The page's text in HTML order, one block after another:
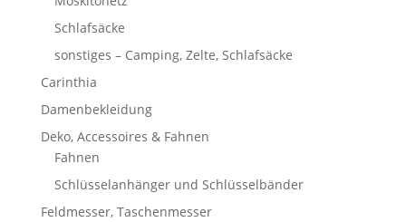
Schlafsäcke
sonstiges – Camping, Zelte, Schlafsäcke
Carinthia
Damenbekleidung
Deko, Accessoires & Fahnen
Fahnen
Schlüsselanhänger und Schlüsselbänder
Feldmesser, Taschenmesser